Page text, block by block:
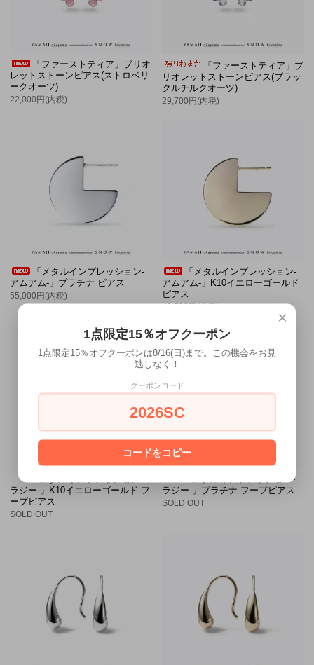
「ファーストティア」ブリオ
レットストーンピアス(ストロベリ
ークオーツ)
22,000円(内税)
「ファーストティア」ブ
リオレットストーンピアス(ブラッ
クルチルクオーツ)
29,700円(内税)
「メタルインプレッション-
アムアム-」プラチナ ピアス
55,000円(内税)
「メタルインプレッション-
アムアム-」K10イエローゴールド
ピアス
49,500円(内税)
ラジー-」K10イエローゴールド フ
ープピアス
SOLD OUT
「メタルインプレッション-
ラジー-」プラチナ フープピアス
SOLD OUT
×
1点限定15％オフクーポン
1点限定15％オフクーポンは8/16(日)まで。この機会をお見
逃しなく！
クーポンコード
2026SC
コードをコピー